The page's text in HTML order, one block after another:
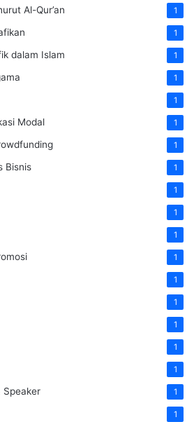
Al-Qur’an 1
1
dalam Islam 1
1
1
Modal 1
1
Bisnis 1
1
1
1
1
1
1
1
1
1
Speaker 1
1